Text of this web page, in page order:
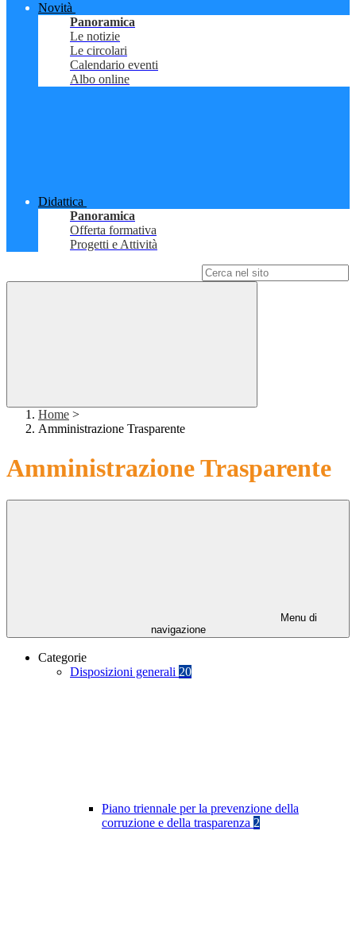
Novità
Panoramica
Le notizie
Le circolari
Calendario eventi
Albo online
Didattica
Panoramica
Offerta formativa
Progetti e Attività
Home >
Amministrazione Trasparente
Amministrazione Trasparente
Menu di
navigazione
Categorie
Disposizioni generali 20
Piano triennale per la prevenzione della
corruzione e della trasparenza 2